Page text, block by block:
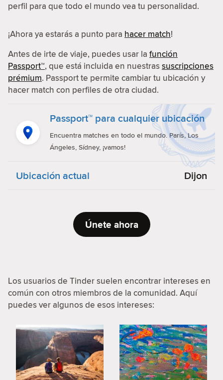
perfil para que todo el mundo vea tu personalidad.
¡Ahora ya estarás a punto para hacer match!
Antes de irte de viaje, puedes usar la función
Passport™, que está incluida en nuestrassuscripciones
prémium. Passport te permite cambiar tu ubicación y
hacer match con perfiles de otra ciudad.
Passport™ para cualquier ubicación
Encuentra matches en todo el mundo. París, Los
Ángeles, Sídney, ¡vamos!
Ubicación actual Dijon
Únete ahora
Los usuarios de Tinder suelen encontrar intereses en
común con otros miembros de la comunidad. Aquí
puedes ver algunos de esos intereses: